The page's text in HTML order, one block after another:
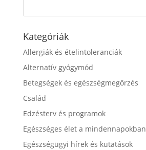
Kategóriák
Allergiák és ételintoleranciák
Alternatív gyógymód
Betegségek és egészségmegőrzés
Család
Edzésterv és programok
Egészséges élet a mindennapokban
Egészségügyi hírek és kutatások